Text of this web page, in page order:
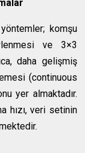
komşu
ve 3×3
daha gelişmiş
(continuous
yer almaktadır.
hızı, veri setinin